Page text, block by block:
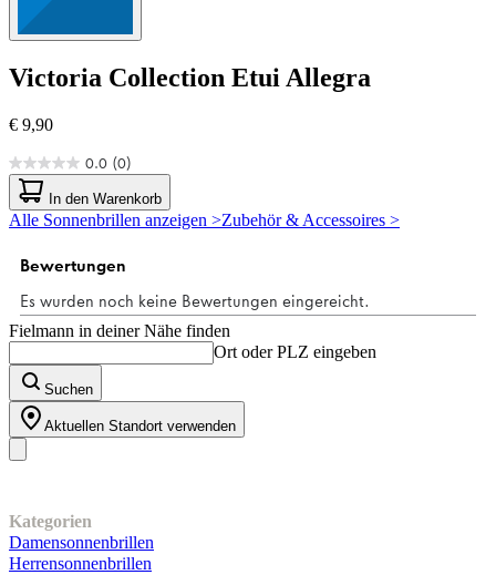
Victoria Collection Etui Allegra
€ 9,90
0.0 (0)
0.0
von
5
Sternen.
In den Warenkorb
Alle Sonnenbrillen anzeigen >Zubehör & Accessoires >
Fielmann in deiner Nähe finden
Ort oder PLZ eingeben
Suchen
Aktuellen Standort verwenden
Kategorien
Damensonnenbrillen
Herrensonnenbrillen